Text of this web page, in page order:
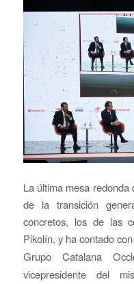
La última mesa
de la transición
concretos, los de las
Pikolín, y ha contado con
Grupo Catalana
vicepresidente del